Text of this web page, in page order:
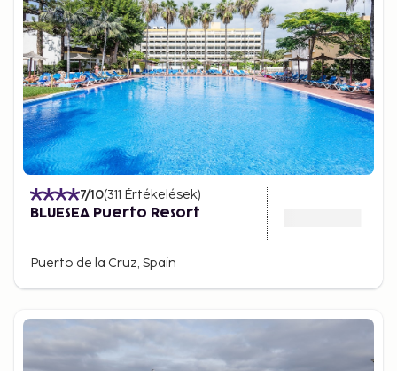
7/10(311 Értékelések)
BLUESEA Puerto Resort
Puerto de la Cruz, Spain